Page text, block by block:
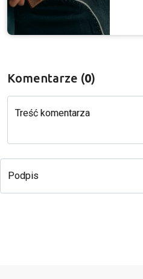
Komentarze (0)
Treść komentarza
Podpis